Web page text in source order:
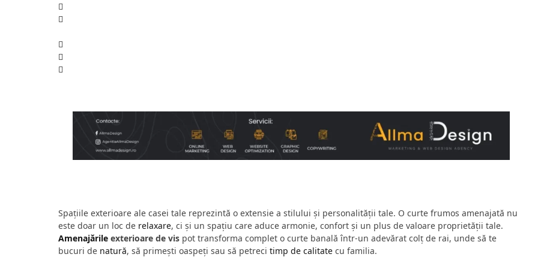
Spațiile exterioare ale casei tale reprezintă o extensie a stilului și personalității tale. O curte frumos amenajată nu
este doar un loc de relaxare, ci și un spațiu care aduce armonie, confort și un plus de valoare proprietății tale.
Amenajările exterioare de vis pot transforma complet o curte banală într-un adevărat colț de rai, unde să te
bucuri de natură, să primești oaspeți sau să petreci timp de calitate cu familia.